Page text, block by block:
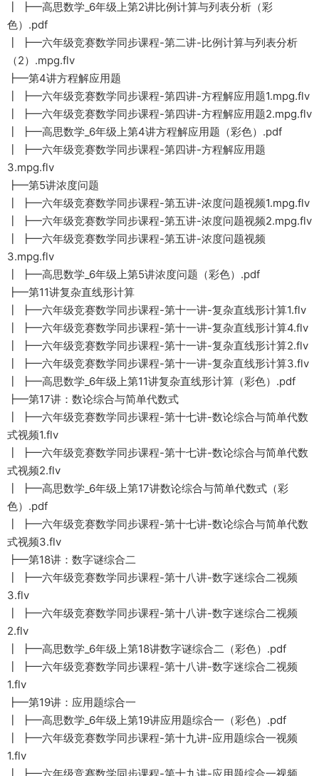
┃ ┣━高思数学_6年级上第2讲比例计算与列表分析（彩
色）.pdf
┃ ┣━六年级竞赛数学同步课程-第二讲-比例计算与列表分析
（2）.mpg.flv
┣━第4讲方程解应用题
┃ ┣━六年级竞赛数学同步课程-第四讲-方程解应用题1.mpg.flv
┃ ┣━六年级竞赛数学同步课程-第四讲-方程解应用题2.mpg.flv
┃ ┣━高思数学_6年级上第4讲方程解应用题（彩色）.pdf
┃ ┣━六年级竞赛数学同步课程-第四讲-方程解应用题
3.mpg.flv
┣━第5讲浓度问题
┃ ┣━六年级竞赛数学同步课程-第五讲-浓度问题视频1.mpg.flv
┃ ┣━六年级竞赛数学同步课程-第五讲-浓度问题视频2.mpg.flv
┃ ┣━六年级竞赛数学同步课程-第五讲-浓度问题视频
3.mpg.flv
┃ ┣━高思数学_6年级上第5讲浓度问题（彩色）.pdf
┣━第11讲复杂直线形计算
┃ ┣━六年级竞赛数学同步课程-第十一讲-复杂直线形计算1.flv
┃ ┣━六年级竞赛数学同步课程-第十一讲-复杂直线形计算4.flv
┃ ┣━六年级竞赛数学同步课程-第十一讲-复杂直线形计算2.flv
┃ ┣━六年级竞赛数学同步课程-第十一讲-复杂直线形计算3.flv
┃ ┣━高思数学_6年级上第11讲复杂直线形计算（彩色）.pdf
┣━第17讲：数论综合与简单代数式
┃ ┣━六年级竞赛数学同步课程-第十七讲-数论综合与简单代数
式视频1.flv
┃ ┣━六年级竞赛数学同步课程-第十七讲-数论综合与简单代数
式视频2.flv
┃ ┣━高思数学_6年级上第17讲数论综合与简单代数式（彩
色）.pdf
┃ ┣━六年级竞赛数学同步课程-第十七讲-数论综合与简单代数
式视频3.flv
┣━第18讲：数字谜综合二
┃ ┣━六年级竞赛数学同步课程-第十八讲-数字迷综合二视频
3.flv
┃ ┣━六年级竞赛数学同步课程-第十八讲-数字迷综合二视频
2.flv
┃ ┣━高思数学_6年级上第18讲数字谜综合二（彩色）.pdf
┃ ┣━六年级竞赛数学同步课程-第十八讲-数字迷综合二视频
1.flv
┣━第19讲：应用题综合一
┃ ┣━高思数学_6年级上第19讲应用题综合一（彩色）.pdf
┃ ┣━六年级竞赛数学同步课程-第十九讲-应用题综合一视频
1.flv